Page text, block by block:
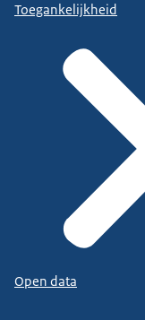
Toegankelijkheid
Open data